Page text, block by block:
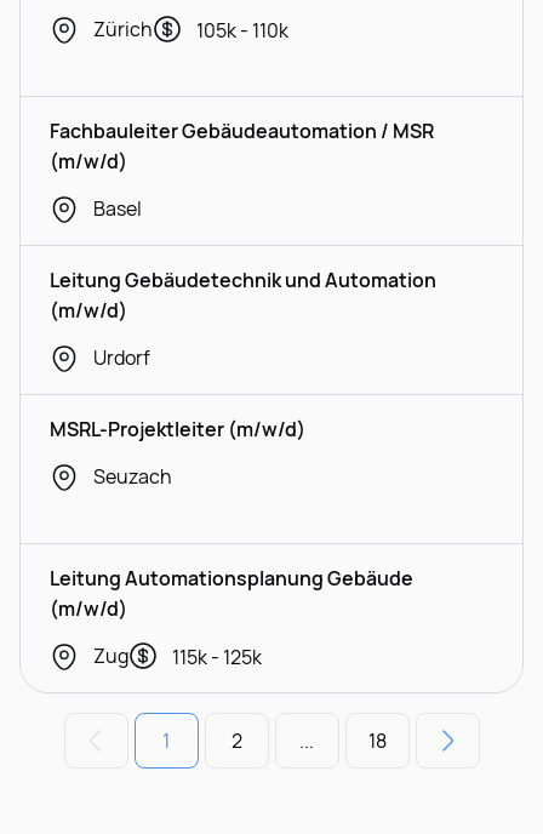
Zürich
105k - 110k
Fachbauleiter Gebäudeautomation / MSR
(m/w/d)
Basel
Leitung Gebäudetechnik und Automation
(m/w/d)
Urdorf
MSRL-Projektleiter (m/w/d)
Seuzach
Leitung Automationsplanung Gebäude
(m/w/d)
Zug
115k - 125k
1 2 ... 18